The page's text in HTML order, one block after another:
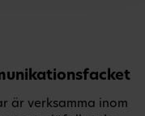
är verksamma inom